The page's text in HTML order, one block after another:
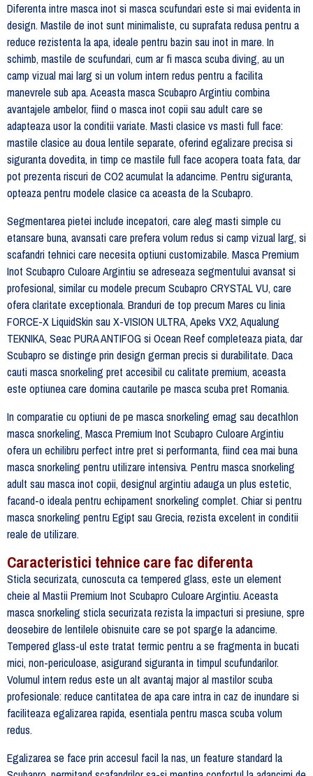
Diferenta intre masca inot si masca scufundari este si mai evidenta in
design. Mastile de inot sunt minimaliste, cu suprafata redusa pentru a
reduce rezistenta la apa, ideale pentru bazin sau inot in mare. In
schimb, mastile de scufundari, cum ar fi masca scuba diving, au un
camp vizual mai larg si un volum intern redus pentru a facilita
manevrele sub apa. Aceasta masca Scubapro Argintiu combina
avantajele ambelor, fiind o masca inot copii sau adult care se
adapteaza usor la conditii variate. Masti clasice vs masti full face:
mastile clasice au doua lentile separate, oferind egalizare precisa si
siguranta dovedita, in timp ce mastile full face acopera toata fata, dar
pot prezenta riscuri de CO2 acumulat la adancime. Pentru siguranta,
opteaza pentru modele clasice ca aceasta de la Scubapro.
Segmentarea pietei include incepatori, care aleg masti simple cu
etansare buna, avansati care prefera volum redus si camp vizual larg, si
scafandri tehnici care necesita optiuni customizabile. Masca Premium
Inot Scubapro Culoare Argintiu se adreseaza segmentului avansat si
profesional, similar cu modele precum Scubapro CRYSTAL VU, care
ofera claritate exceptionala. Branduri de top precum Mares cu linia
FORCE-X LiquidSkin sau X-VISION ULTRA, Apeks VX2, Aqualung
TEKNIKA, Seac PURA ANTIFOG si Ocean Reef completeaza piata, dar
Scubapro se distinge prin design german precis si durabilitate. Daca
cauti masca snorkeling pret accesibil cu calitate premium, aceasta
este optiunea care domina cautarile pe masca scuba pret Romania.
In comparatie cu optiuni de pe masca snorkeling emag sau decathlon
masca snorkeling, Masca Premium Inot Scubapro Culoare Argintiu
ofera un echilibru perfect intre pret si performanta, fiind cea mai buna
masca snorkeling pentru utilizare intensiva. Pentru masca snorkeling
adult sau masca inot copii, designul argintiu adauga un plus estetic,
facand-o ideala pentru echipament snorkeling complet. Chiar si pentru
masca snorkeling pentru Egipt sau Grecia, rezista excelent in conditii
reale de utilizare.
Caracteristici tehnice care fac diferenta
Sticla securizata, cunoscuta ca tempered glass, este un element
cheie al Mastii Premium Inot Scubapro Culoare Argintiu. Aceasta
masca snorkeling sticla securizata rezista la impacturi si presiune, spre
deosebire de lentilele obisnuite care se pot sparge la adancime.
Tempered glass-ul este tratat termic pentru a se fragmenta in bucati
mici, non-periculoase, asigurand siguranta in timpul scufundarilor.
Volumul intern redus este un alt avantaj major al mastilor scuba
profesionale: reduce cantitatea de apa care intra in caz de inundare si
faciliteaza egalizarea rapida, esentiala pentru masca scuba volum
redus.
Egalizarea se face prin accesul facil la nas, un feature standard la